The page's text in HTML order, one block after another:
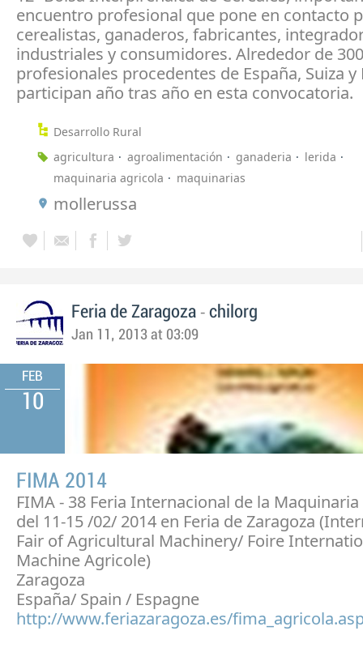
encuentro profesional que pone en contacto
cerealistas, ganaderos, fabricantes,
industriales y consumidores. Alrededor de 300
profesionales procedentes de España, Suiza y
participan año tras año en esta convocatoria.
Desarrollo Rural
agricultura
agroalimentación ganaderia
lerida
maquinaria agricola
maquinarias
mollerussa
Feria de Zaragoza - chilorg
Jan 11, 2013 at 03:09
FEB
10
FIMA 2014
FIMA - 38 Feria Internacional de la
del 11-15 /02/ 2014 en Feria de Zaragoza
Fair of Agricultural Machinery/ Foire
Machine Agricole)
Zaragoza
España/ Spain / Espagne
http://www.feriazaragoza.es/